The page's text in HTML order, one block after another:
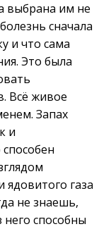
выбрана им не
сначала
и что сама
Это была
Всё живое
Запах
и
ядовитого газа
не знаешь,
него способны